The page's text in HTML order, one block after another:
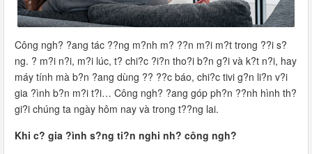
Công ngh? ?ang tác ??ng m?nh m? ??n m?i m?t trong ??i s?
ng. ? m?i n?i, m?i lúc, t? chi?c ?i?n tho?i b?n g?i và k?t n?i, hay
máy tính mà b?n ?ang dùng ?? ??c báo, chi?c tivi g?n li?n v?i
gia ?ình b?n m?i t?i… Công ngh? ?ang góp ph?n ??nh hình th?
gi?i chúng ta ngày hôm nay và trong t??ng lai.
Khi c? gia ?ình s?ng ti?n nghi nh? công ngh?